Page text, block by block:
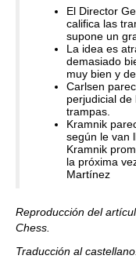
El Director
califica las
supone un
La idea es
demasiado
muy bien y
Carlsen
perjudicial
trampas.
Kramnik
según le van
Kramnik
la próxima
Martínez
Reproducción del
Chess.
Traducción al